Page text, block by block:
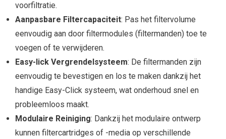
voorfiltratie.
Aanpasbare Filtercapaciteit: Pas het filtervolume
eenvoudig aan door filtermodules (filtermanden) toe te
voegen of te verwijderen.
Easy-lick Vergrendelsysteem: De filtermanden zijn
eenvoudig te bevestigen en los te maken dankzij het
handige Easy-Click systeem, wat onderhoud snel en
probleemloos maakt.
Modulaire Reiniging: Dankzij het modulaire ontwerp
kunnen filtercartridges of -media op verschillende